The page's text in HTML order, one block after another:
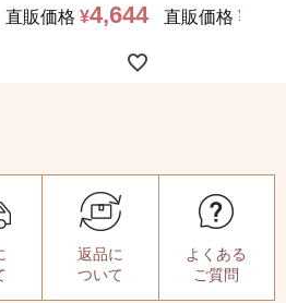
直販価格 ¥4,644 直販価格 ¥
返品に
ついて
よくある
ご質問